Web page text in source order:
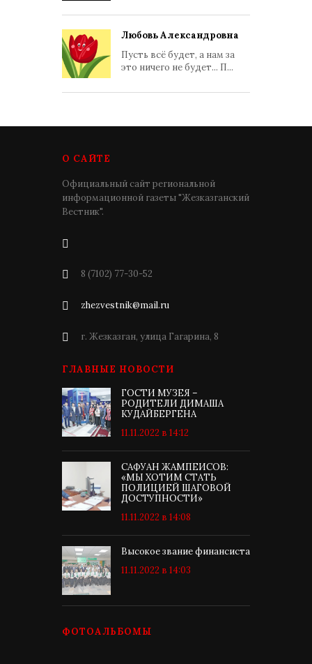
Любовь Александровна
Пусть всё будет, а нам за
это ничего не будет... П...
О САЙТЕ
Официальный сайт региональной
информационной газеты "Жезказганский
Вестник".
8 (7102) 77-30-52
zhezvestnik@mail.ru
г. Жезказган, улица Гагарина, 8
ГЛАВНЫЕ НОВОСТИ
ГОСТИ МУЗЕЯ –
РОДИТЕЛИ ДИМАША
КУДАЙБЕРГЕНА
11.11.2022 в 14:12
САФУАН ЖАМПЕИСОВ:
«МЫ ХОТИМ СТАТЬ
ПОЛИЦИЕЙ ШАГОВОЙ
ДОСТУПНОСТИ»
11.11.2022 в 14:08
Высокое звание финансиста
11.11.2022 в 14:03
ФОТОАЛЬБОМЫ